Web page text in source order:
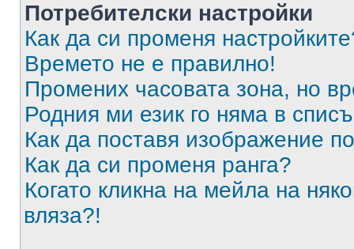
Потребителски настройки
Как да си променя
Времето не е правилно!
Промених часовата зона, но
Родния ми език го няма в
Как да поставя изображение
Как да си променя ранга?
Когато кликна на мейла на
вляза?!